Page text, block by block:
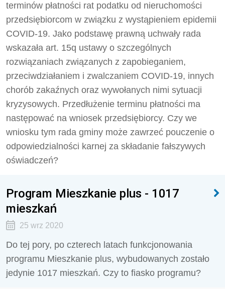
terminów płatności rat podatku od nieruchomości
przedsiębiorcom w związku z wystąpieniem epidemii
COVID-19. Jako podstawę prawną uchwały rada
wskazała art. 15q ustawy o szczególnych
rozwiązaniach związanych z zapobieganiem,
przeciwdziałaniem i zwalczaniem COVID-19, innych
chorób zakaźnych oraz wywołanych nimi sytuacji
kryzysowych. Przedłużenie terminu płatności ma
następować na wniosek przedsiębiorcy. Czy we
wniosku tym rada gminy może zawrzeć pouczenie o
odpowiedzialności karnej za składanie fałszywych
oświadczeń?
Program Mieszkanie plus - 1017
mieszkań
25 wrz 2020
Do tej pory, po czterech latach funkcjonowania
programu Mieszkanie plus, wybudowanych zostało
jedynie 1017 mieszkań. Czy to fiasko programu?